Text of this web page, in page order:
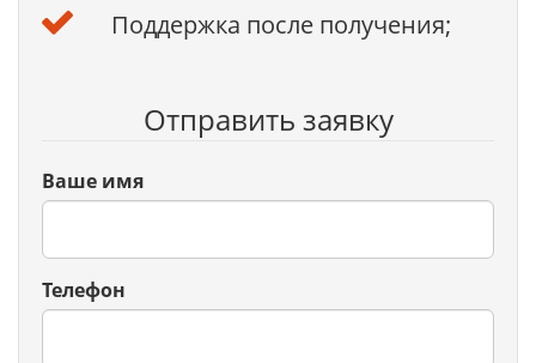
Поддержка после получения;
Отправить заявку
Ваше имя
Телефон